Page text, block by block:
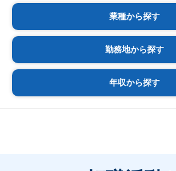
業種から探す
勤務地から探す
年収から探す